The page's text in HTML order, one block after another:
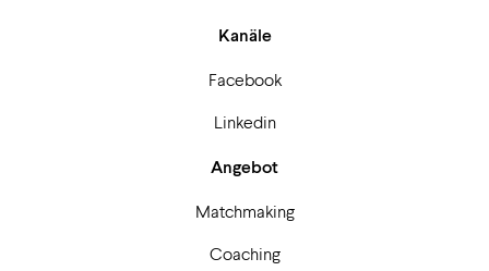
Kanäle
Facebook
Linkedin
Angebot
Matchmaking
Coaching